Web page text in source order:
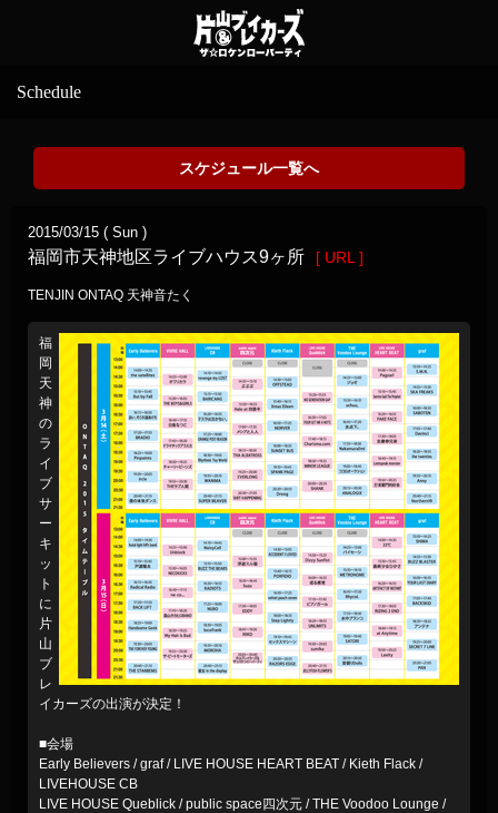
Schedule
スケジュール一覧へ
2015/03/15 ( Sun )
福岡市天神地区ライブハウス9ヶ所 [ URL ]
TENJIN ONTAQ 天神音たく
福
岡
天
神
の
ラ
イ
ブ
サ
ー
キ
ッ
ト
に
片
山
ブ
レ
イカーズの出演が決定！
■会場
Early Believers / graf / LIVE HOUSE HEART BEAT / Kieth Flack /
LIVEHOUSE CB
LIVE HOUSE Queblick / public space四次元 / THE Voodoo Lounge /